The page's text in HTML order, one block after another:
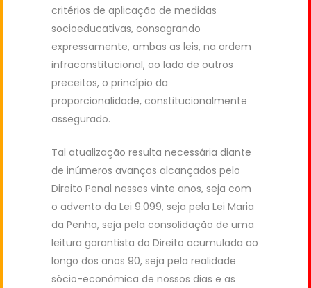
critérios de aplicação de medidas
socioeducativas, consagrando
expressamente, ambas as leis, na ordem
infraconstitucional, ao lado de outros
preceitos, o princípio da
proporcionalidade, constitucionalmente
assegurado.
Tal atualização resulta necessária diante
de inúmeros avanços alcançados pelo
Direito Penal nesses vinte anos, seja com
o advento da Lei 9.099, seja pela Lei Maria
da Penha, seja pela consolidação de uma
leitura garantista do Direito acumulada ao
longo dos anos 90, seja pela realidade
sócio-econômica de nossos dias e as